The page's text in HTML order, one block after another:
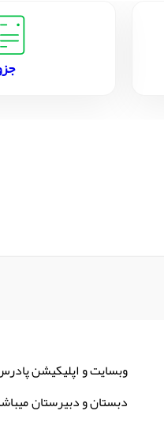
وبسایت و اپلیکیشن
دبستان و دبیرستان